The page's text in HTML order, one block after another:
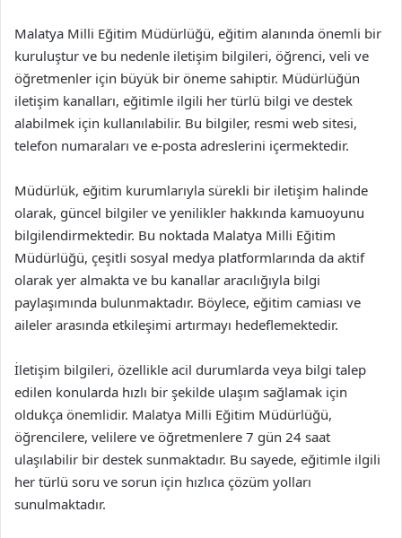
Malatya Milli Eğitim Müdürlüğü, eğitim alanında önemli bir
kuruluştur ve bu nedenle iletişim bilgileri, öğrenci, veli ve
öğretmenler için büyük bir öneme sahiptir. Müdürlüğün
iletişim kanalları, eğitimle ilgili her türlü bilgi ve destek
alabilmek için kullanılabilir. Bu bilgiler, resmi web sitesi,
telefon numaraları ve e-posta adreslerini içermektedir.
Müdürlük, eğitim kurumlarıyla sürekli bir iletişim halinde
olarak, güncel bilgiler ve yenilikler hakkında kamuoyunu
bilgilendirmektedir. Bu noktada Malatya Milli Eğitim
Müdürlüğü, çeşitli sosyal medya platformlarında da aktif
olarak yer almakta ve bu kanallar aracılığıyla bilgi
paylaşımında bulunmaktadır. Böylece, eğitim camiası ve
aileler arasında etkileşimi artırmayı hedeflemektedir.
İletişim bilgileri, özellikle acil durumlarda veya bilgi talep
edilen konularda hızlı bir şekilde ulaşım sağlamak için
oldukça önemlidir. Malatya Milli Eğitim Müdürlüğü,
öğrencilere, velilere ve öğretmenlere 7 gün 24 saat
ulaşılabilir bir destek sunmaktadır. Bu sayede, eğitimle ilgili
her türlü soru ve sorun için hızlıca çözüm yolları
sunulmaktadır.